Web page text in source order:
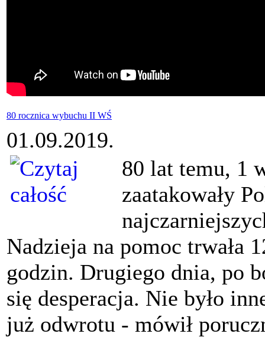
80 rocznica wybuchu II WŚ
01.09.2019.
80 lat temu, 1
zaatakowały
Nadzieja na pomoc trwała
godzin. Drugiego dnia, po
się desperacja. Nie było
już odwrotu - mówił